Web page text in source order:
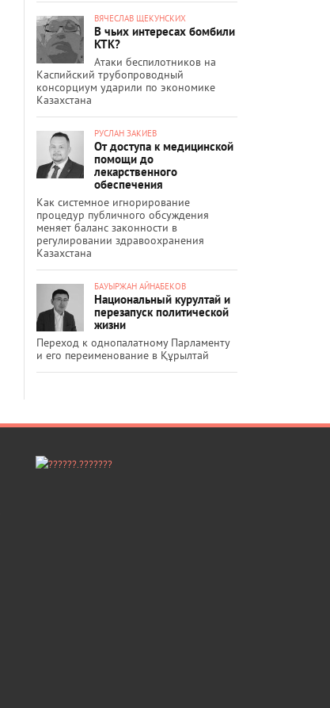
ВЯЧЕСЛАВ ЩЕКУНСКИХ
В чьих интересах бомбили
КТК?
Атаки беспилотников на
Каспийский трубопроводный
консорциум ударили по экономике
Казахстана
РУСЛАН ЗАКИЕВ
От доступа к медицинской
помощи до
лекарственного
обеспечения
Как системное игнорирование
процедур публичного обсуждения
меняет баланс законности в
регулировании здравоохранения
Казахстана
БАУЫРЖАН АЙНАБЕКОВ
Национальный курултай и
перезапуск политической
жизни
Переход к однопалатному Парламенту
и его переименование в Құрылтай